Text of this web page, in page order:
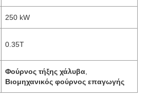
250 kW
0.35Τ
Φούρνος τήξης χάλυβα
Βιομηχανικός φούρνος επαγωγής